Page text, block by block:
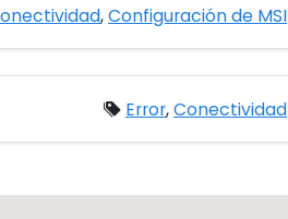
,Configuración de MSI
Error,Conectividad